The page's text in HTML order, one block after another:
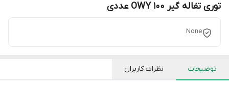
توری تفاله گیر OWY 100 عددی
None
توضیحات نظرات کاربران